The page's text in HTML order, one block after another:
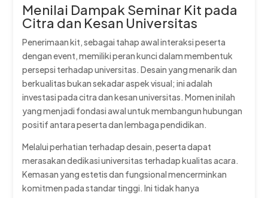
Menilai Dampak Seminar Kit pada
Citra dan Kesan Universitas
Penerimaan kit, sebagai tahap awal interaksi peserta
dengan event, memiliki peran kunci dalam membentuk
persepsi terhadap universitas. Desain yang menarik dan
berkualitas bukan sekadar aspek visual; ini adalah
investasi pada citra dan kesan universitas. Momen inilah
yang menjadi fondasi awal untuk membangun hubungan
positif antara peserta dan lembaga pendidikan.
Melalui perhatian terhadap desain, peserta dapat
merasakan dedikasi universitas terhadap kualitas acara.
Kemasan yang estetis dan fungsional mencerminkan
komitmen pada standar tinggi. Ini tidak hanya